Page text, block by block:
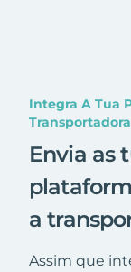
Integra A Tua
Envia as
a
Assim que